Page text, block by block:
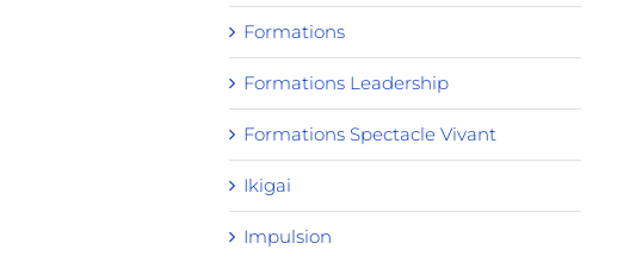
Formations
Formations Leadership
Formations Spectacle Vivant
Ikigai
Impulsion